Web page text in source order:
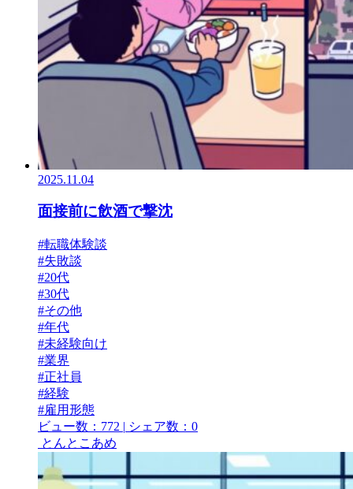
2025.11.04
面接前に飲酒で撃沈
#転職体験談
#失敗談
#20代
#30代
#その他
#年代
#未経験向け
#業界
#正社員
#経験
#雇用形態
ビュー数：772 | シェア数：0
とんとこあめ